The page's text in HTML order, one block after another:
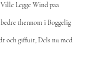
Legge Wind paa
thennom i Boggelig
och giffuit, Dels nu med